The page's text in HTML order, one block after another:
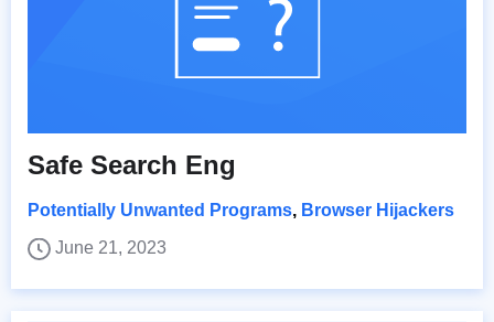
Safe Search Eng
Potentially Unwanted Programs, Browser Hijackers
June 21, 2023